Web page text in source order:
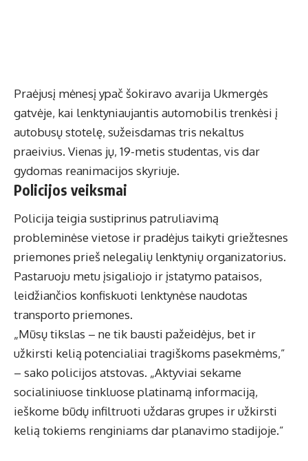
Praėjusį mėnesį ypač šokiravo avarija Ukmergės
gatvėje, kai lenktyniaujantis automobilis trenkėsi į
autobusų stotelę, sužeisdamas tris nekaltus
praeivius. Vienas jų, 19-metis studentas, vis dar
gydomas reanimacijos skyriuje.
Policijos veiksmai
Policija teigia sustiprinus patruliavimą
probleminėse vietose ir pradėjus taikyti griežtesnes
priemones prieš nelegalių lenktynių organizatorius.
Pastaruoju metu įsigaliojo ir įstatymo pataisos,
leidžiančios konfiskuoti lenktynėse naudotas
transporto priemones.
„Mūsų tikslas – ne tik bausti pažeidėjus, bet ir
užkirsti kelią potencialiai tragiškoms pasekmėms,”
– sako policijos atstovas. „Aktyviai sekame
socialiniuose tinkluose platinamą informaciją,
ieškome būdų infiltruoti uždaras grupes ir užkirsti
kelią tokiems renginiams dar planavimo stadijoje.”